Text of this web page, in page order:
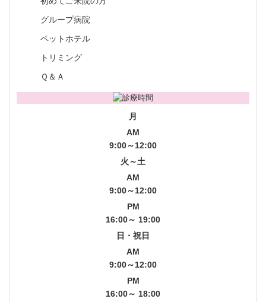
グループ病院
ペットホテル
トリミング
Ｑ＆Ａ
月
AM
9:00～12:00
火～土
AM
9:00～12:00
PM
16:00～ 19:00
日・祝日
AM
9:00～12:00
PM
16:00～ 18:00